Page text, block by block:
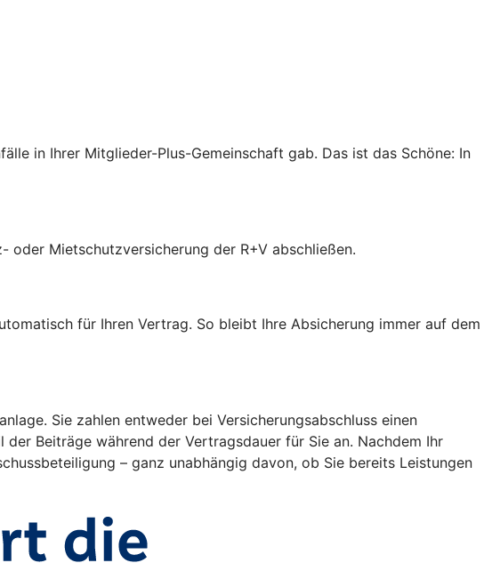
in Ihrer Mitglieder-Plus-Gemeinschaft gab. Das ist das Schöne: In
oder Mietschutzversicherung der R+V abschließen.
für Ihren Vertrag. So bleibt Ihre Absicherung immer auf dem
Sie zahlen entweder bei Versicherungsabschluss einen
Beiträge während der Vertragsdauer für Sie an. Nachdem Ihr
– ganz unabhängig davon, ob Sie bereits Leistungen